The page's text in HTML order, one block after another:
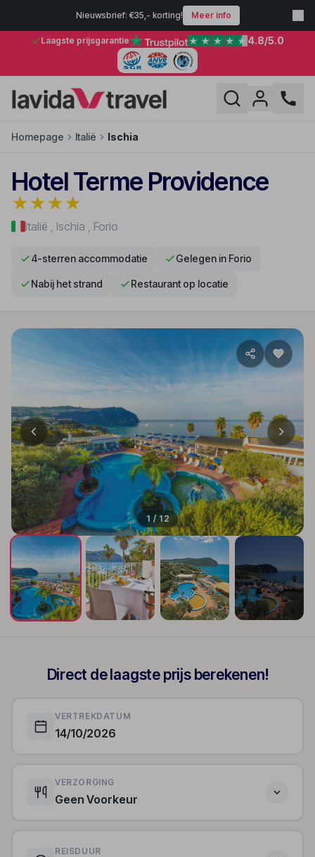
Nieuwsbrief: €35,- korting! Meer info
Laagste prijsgarantie 4.8/5.0
Homepage Italië Ischia
Hotel Terme Providence
★★★★
Italië , Ischia , Forio
4-sterren accommodatie Gelegen in Forio
Nabij het strand Restaurant op locatie
1 / 12
Direct de laagste prijs berekenen!
VERTREKDATUM
14/10/2026
VERZORGING
Geen Voorkeur
REISDUUR